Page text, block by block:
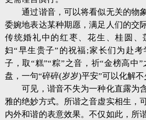
通过谐音，可以将看似无关的物象
委婉地表达某种期愿，满足人们的交
传统婚礼中的红枣、花生、桂圆、
妇“早生贵子”的祝福;家长们为赴
子，取“糕”“粽”之音，祈“金榜高中
盘，一句“碎碎(岁岁)平安”可以化解不
可见，谐音不失为一种化直露为
雅的绝妙方式。所谐之音虚实相生，
内外和谐的表意效果。不仅如此，所